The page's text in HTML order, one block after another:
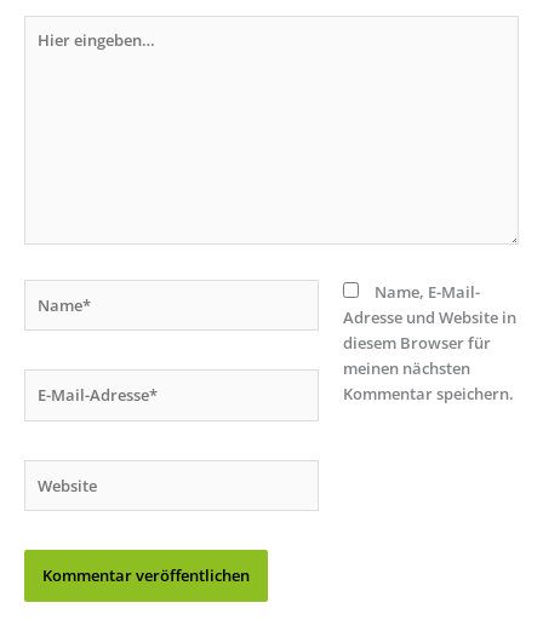
eingeben…
Mail-
Name, E-Mail-
Adresse und Website in
diesem Browser für
meinen nächsten
Kommentar speichern.